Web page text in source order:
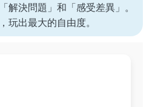
解決問題」和「感受差異」。
玩出最大的自由度。